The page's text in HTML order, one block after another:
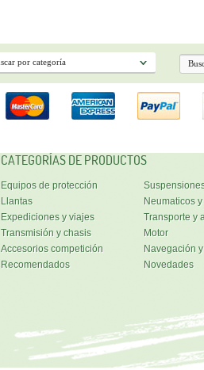
CATEGORÍAS DE PRODUCTOS
Equipos de protección
Llantas
Neumaticos
Expediciones y viajes
Transporte y
Transmisión y chasis
Motor
Accesorios competición
Navegación
Recomendados
Novedades